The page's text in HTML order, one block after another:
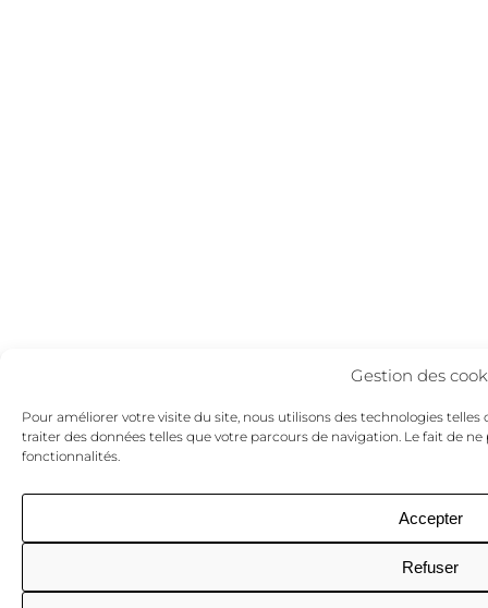
Gestion des
Pour améliorer votre visite du site, nous utilisons des technologies
traiter des données telles que votre parcours de navigation. Le fait de
fonctionnalités.
Accepter
Refuser